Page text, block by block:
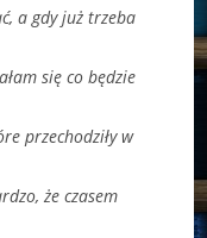
a gdy już trzeba
się co będzie
przechodziły w
że czasem